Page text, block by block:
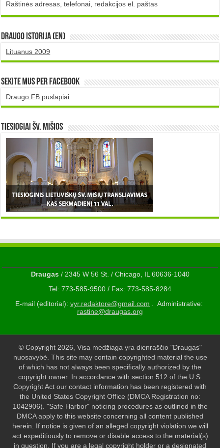
Raštinės adresas, telefonai, redakcijos el. paštas
DRAUGO istorija (EN)
Lituanus 2009
Sekite mus per Facebook
Draugo FB puslapiai
TIESIOGIAI šv. MIŠIOS
Draugas/ 2345 W 56 St. / Chicago, IL 60636-1040
Tel: 773-585-9500 / Fax: 773-585-8284
E-mail (editorial): vyr.redaktore@gmail.com . Administrative:
rastine@draugas.org
© Copyright 2026, Visa medžiaga yra dienraščio "Draugas"
nuosavybė. This site may contain copyrighted material the use
of which has not always been specifically authorized by the
copyright owner. In accordance with section 512 of the U.S.
Copyright Act our contact information has been registered with
the United States Copyright Office (DMCA Registration no:
1042906). "Safe Harbor" noticing procedures as outlined in the
DMCA apply to this website concerning all content published
herein. If notice is given of an alleged copyright violation we will
act expeditiously to remove or disable access to the material(s)
in question. If you are a legal copyright holder or a designated